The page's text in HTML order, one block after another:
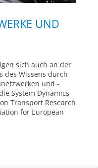
UND
sich auch an der
des Wissens durch
und -
System Dynamics
Transport Research
for European